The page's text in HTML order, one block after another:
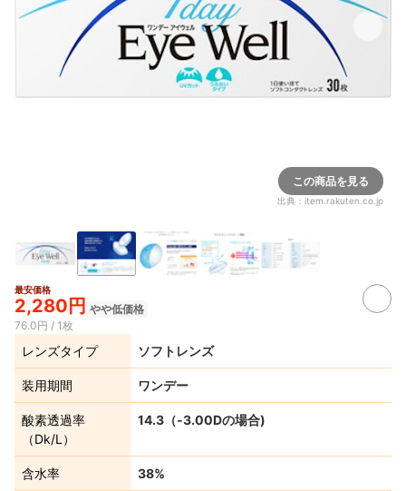
この商品を見る
出典： item.rakuten.co.jp
最安価格
2,280円 やや低価格
76.0円 / 1枚
レンズタイプ ソフトレンズ
装用期間 ワンデー
酸素透過率
（Dk/L）
14.3（‐3.00Dの場合)
含水率 38%